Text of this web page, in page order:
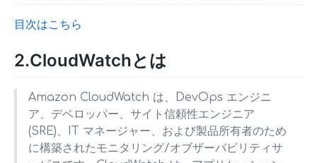
目次はこちら
2.CloudWatchとは
Amazon CloudWatch は、DevOps エンジニ
ア、デベロッパー、サイト信頼性エンジニア
(SRE)、IT マネージャー、および製品所有者のため
に構築されたモニタリング/オブザーバビリティサ